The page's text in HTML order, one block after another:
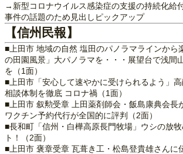
→新型コロナウイルス感染症の支援の持続化給
事件の話題のため見出しピックアップ
【信州民報】
■上田市 地域の自然 塩田のパノラマラインから
の田園風景」大パノラマを・・・展望台で浅間
を（1面）
■上田市「安心して速やかに受けられるよう」
相談体制を徹底 コロナ禍（1面）
■上田市 叙勲受章 上田薬剤師会・飯島康典会長
ワクチン予約代行が全国的に評判（2面）
■長和町「信州・白樺高原長門牧場」ウシの放
ト！（2面）
■上田市 褒章受章 瓦葺き工・松島登貴雄さんに